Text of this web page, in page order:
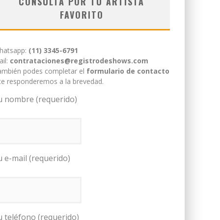
FAVORITO
(11) 3345-6791
contrataciones@registrodeshows.com
podes completar el formulario de contacto
responderemos a la brevedad.
nombre (requerido)
e-mail (requerido)
teléfono (requerido)